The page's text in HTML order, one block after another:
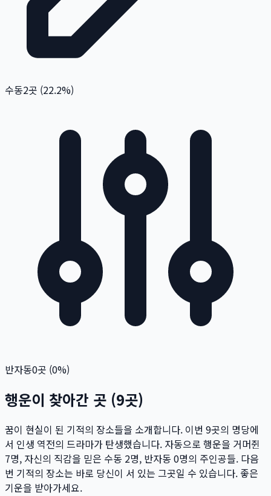
수동2곳 (22.2%)
반자동0곳 (0%)
행운이 찾아간 곳 (9곳)
꿈이 현실이 된 기적의 장소들을 소개합니다. 이번 9곳의 명당에
서 인생 역전의 드라마가 탄생했습니다. 자동으로 행운을 거머쥔
7명, 자신의 직감을 믿은 수동 2명, 반자동 0명의 주인공들. 다음
번 기적의 장소는 바로 당신이 서 있는 그곳일 수 있습니다. 좋은
기운을 받아가세요.